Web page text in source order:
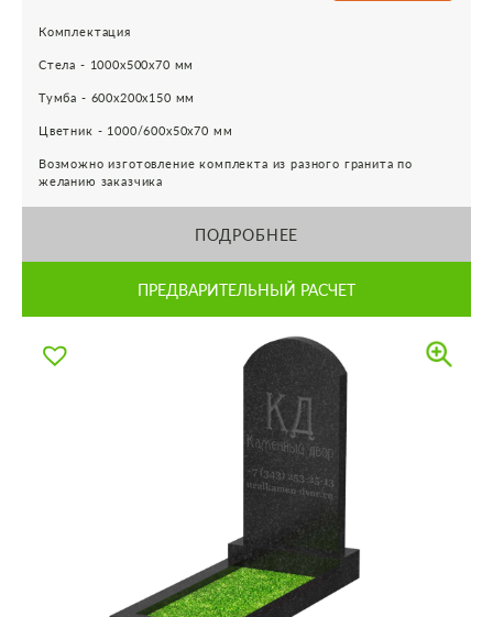
Комплектация
Стела - 1000х500х70 мм
Тумба - 600х200х150 мм
Цветник - 1000/600х50х70 мм
Возможно изготовление комплекта из разного гранита по
желанию заказчика
ПОДРОБНЕЕ
ПРЕДВАРИТЕЛЬНЫЙ РАСЧЕТ